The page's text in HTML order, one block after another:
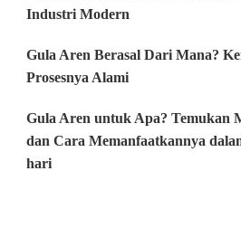
Industri Modern
Gula Aren Berasal Dari Mana?
Prosesnya Alami
Gula Aren untuk Apa? Temukan
dan Cara Memanfaatkannya
hari